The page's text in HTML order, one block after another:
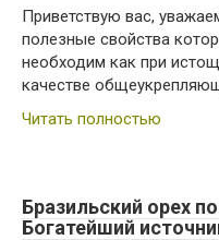
Приветствую вас,
полезные свойства
необходим как при
качестве
Читать полностью
Бразильский орех
Богатейший